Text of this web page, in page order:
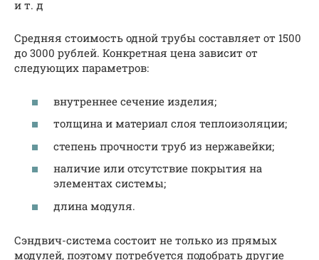
и т. д
Средняя стоимость одной трубы составляет от 1500
до 3000 рублей. Конкретная цена зависит от
следующих параметров:
внутреннее сечение изделия;
толщина и материал слоя теплоизоляции;
степень прочности труб из нержавейки;
наличие или отсутствие покрытия на
элементах системы;
длина модуля.
Сэндвич-система состоит не только из прямых
модулей, поэтому потребуется подобрать другие